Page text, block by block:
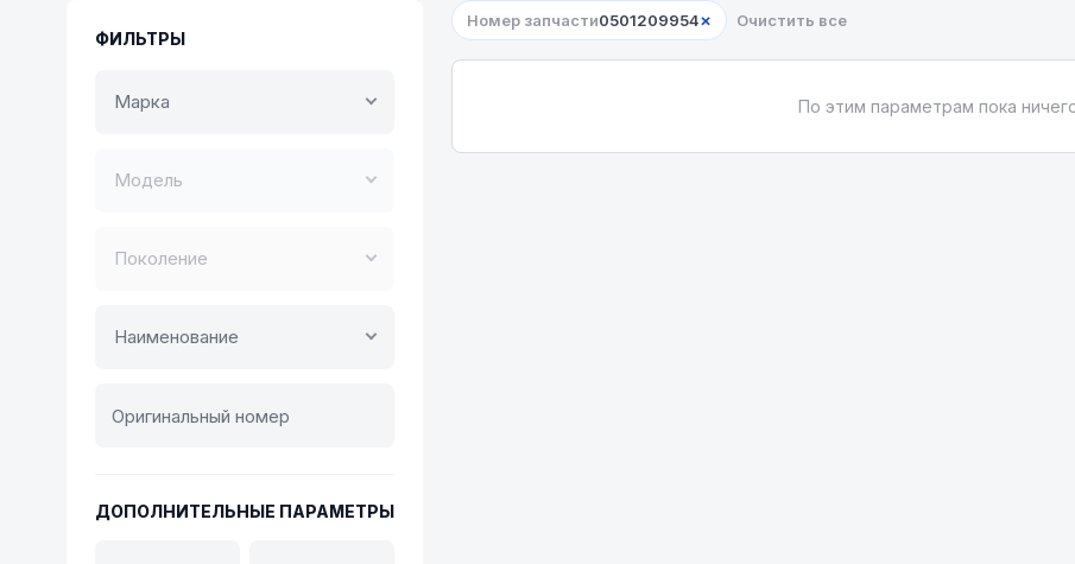
ФИЛЬТРЫ
Марка
Модель
Поколение
Наименование
ДОПОЛНИТЕЛЬНЫЕ ПАРАМЕТРЫ
Номер запчасти0501209954× Очистить все
По этим параметрам пока